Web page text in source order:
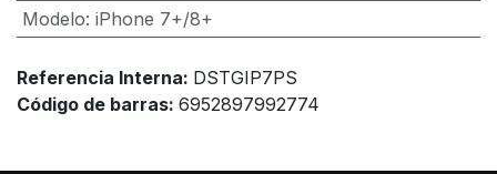
Modelo: iPhone 7+/8+
Referencia Interna: DSTGIP7PS
Código de barras: 6952897992774